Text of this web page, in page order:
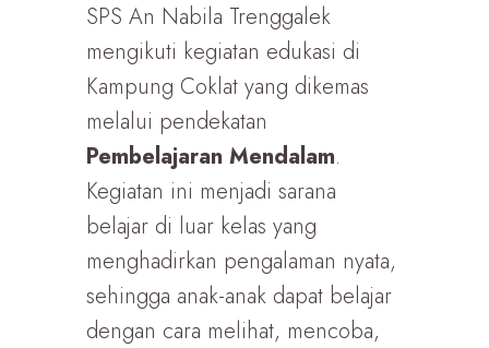
SPS An Nabila Trenggalek
mengikuti kegiatan edukasi di
Kampung Coklat yang dikemas
melalui pendekatan
Pembelajaran Mendalam.
Kegiatan ini menjadi sarana
belajar di luar kelas yang
menghadirkan pengalaman nyata,
sehingga anak-anak dapat belajar
dengan cara melihat, mencoba,